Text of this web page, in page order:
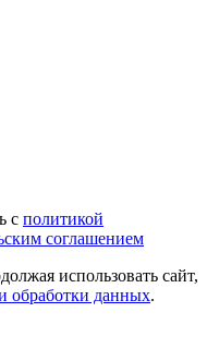
с политикой
соглашением
использовать сайт,
обработки данных.